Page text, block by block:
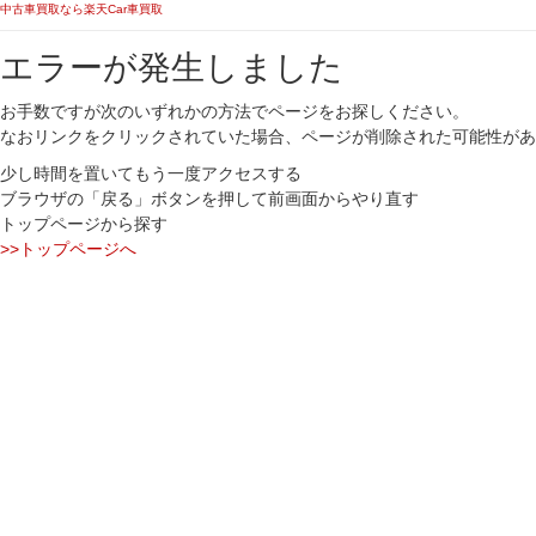
中古車買取なら楽天Car車買取
エラーが発生しました
お手数ですが次のいずれかの方法でページをお探しください。
なおリンクをクリックされていた場合、ページが削除された可能性が
少し時間を置いてもう一度アクセスする
ブラウザの「戻る」ボタンを押して前画面からやり直す
トップページから探す
>>トップページへ